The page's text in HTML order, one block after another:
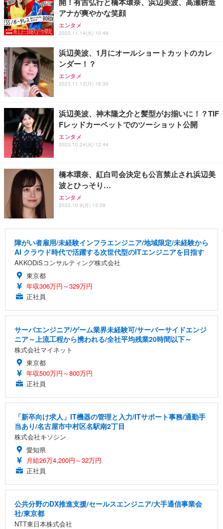
アナが爽やかな笑顔
エンタメ
2023.11.14(火) 10:46
浜辺美波、1月にオールショートカットのカレ
ンダー！？
エンタメ
2023.11.13(月) 18:30
浜辺美波、神木隆之介と髪型がお揃いに！？TIF
Fレッドカーペットでのツーショット公開
エンタメ
2023.10.24(火) 12:44
橋本環奈、紅白司会決定も公言禁止され浜辺美
波とひっそり…
エンタメ
2023.10.9(月) 13:08
障がい者雇用/未経験インフラエンジニア/地域限定/未経験から
AI クラウド時代で活躍する次世代型のITエンジニアを目指す
AKKODiSコンサルティング株式会社
東京都
年収306万円～329万円
正社員
サーバエンジニア/ゲーム業界未経験可/サーバーサイドエンジ
ニア～上流工程から携われる/全社平均残業20時間以下～
株式会社マイネット
東京都
年収500万円～800万円
正社員
「新卒向け求人」IT機器の管理と入力/ITサポート事務/通勤手
当あり/名古屋市中村区名駅南2丁目
株式会社キソシン
愛知県
月給26万4,200円～32万円
正社員
公共分野のDX推進支援/セールスエンジニア/大手通信事業会
社/東京都
NTT東日本株式会社